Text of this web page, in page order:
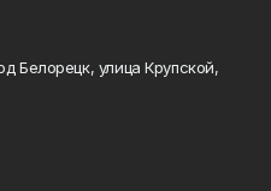
Белорецк, улица Крупской,